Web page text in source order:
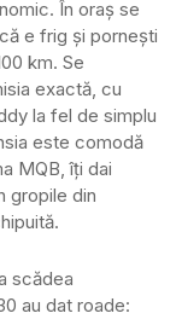
În oraș se
e frig și pornești
km. Se
exactă, cu
la fel de simplu
este comodă
MQB, îți dai
gropile din
scădea
au dat roade: